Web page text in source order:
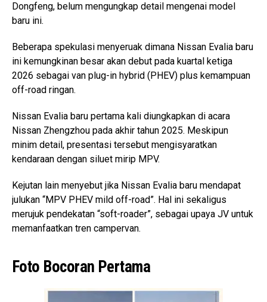
Dongfeng, belum mengungkap detail mengenai model
baru ini.
Beberapa spekulasi menyeruak dimana Nissan Evalia baru
ini kemungkinan besar akan debut pada kuartal ketiga
2026 sebagai van plug-in hybrid (PHEV) plus kemampuan
off-road ringan.
Nissan Evalia baru pertama kali diungkapkan di acara
Nissan Zhengzhou pada akhir tahun 2025. Meskipun
minim detail, presentasi tersebut mengisyaratkan
kendaraan dengan siluet mirip MPV.
Kejutan lain menyebut jika Nissan Evalia baru mendapat
julukan “MPV PHEV mild off-road”. Hal ini sekaligus
merujuk pendekatan “soft-roader”, sebagai upaya JV untuk
memanfaatkan tren campervan.
Foto Bocoran Pertama